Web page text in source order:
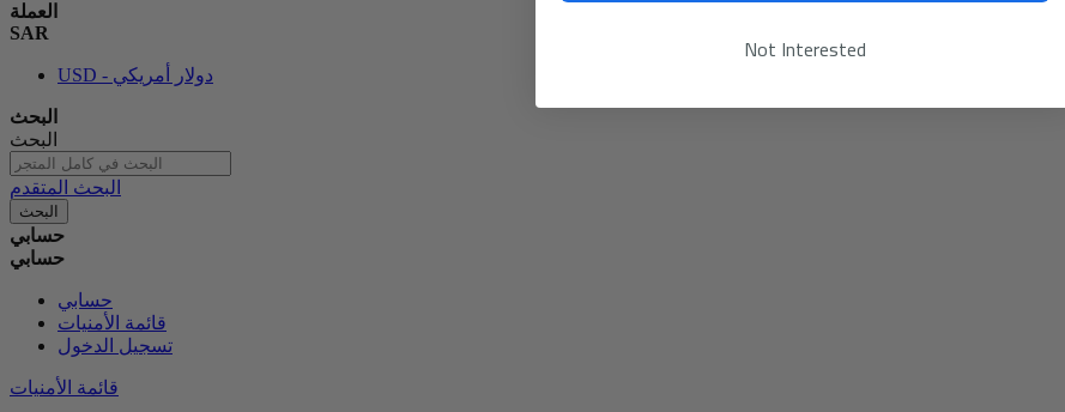
العملة
SAR
USD - دولار أمريكي
البحث
البحث
البحث المتقدم
البحث
حسابي
حسابي
حسابي
قائمة الأمنيات
تسجيل الدخول
قائمة الأمنيات
Not Interested